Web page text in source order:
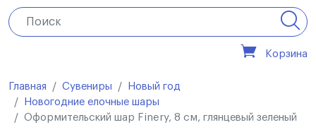
Корзина
Главная Сувениры
Новый год
Новогодние елочные шары
Оформительский шар Finery, 8 см, глянцевый зеленый